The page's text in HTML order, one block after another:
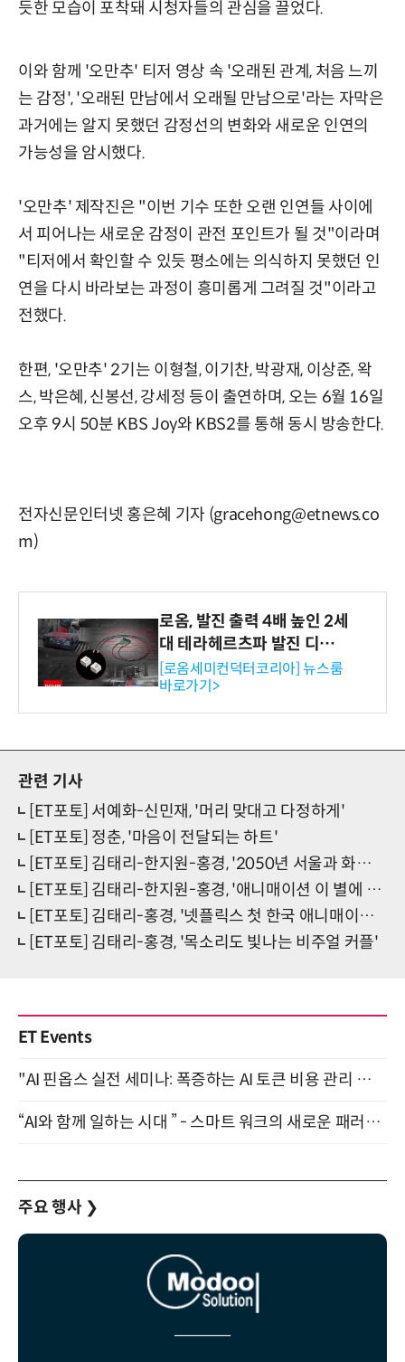
듯한 모습이 포착돼 시청자들의 관심을 끌었다.
이와 함께 '오만추' 티저 영상 속 '오래된 관계, 처음 느끼
는 감정', '오래된 만남에서 오래될 만남으로'라는 자막은
과거에는 알지 못했던 감정선의 변화와 새로운 인연의
가능성을 암시했다.
'오만추' 제작진은 "이번 기수 또한 오랜 인연들 사이에
서 피어나는 새로운 감정이 관전 포인트가 될 것"이라며
"티저에서 확인할 수 있듯 평소에는 의식하지 못했던 인
연을 다시 바라보는 과정이 흥미롭게 그려질 것"이라고
전했다.
한편, '오만추' 2기는 이형철, 이기찬, 박광재, 이상준, 왁
스, 박은혜, 신봉선, 강세정 등이 출연하며, 오는 6월 16일
오후 9시 50분 KBS Joy와 KBS2를 통해 동시 방송한다.
전자신문인터넷 홍은혜 기자 (gracehong@etnews.co
m)
로옴, 발진 출력 4배 높인 2세
대 테라헤르츠파 발진 디바이
스 개발
[로옴세미컨덕터코리아] 뉴스룸
바로가기>
관련 기사
[ET포토] 서예화-신민재, '머리 맞대고 다정하게'
[ET포토] 정춘, '마음이 전달되는 하트'
[ET포토] 김태리-한지원-홍경, '2050년 서울과 화성에서'
[ET포토] 김태리-한지원-홍경, '애니매이션 이 별에 필요한을 만든 사람들'
[ET포토] 김태리-홍경, '넷플릭스 첫 한국 애니매이션에 출연'
[ET포토] 김태리-홍경, '목소리도 빛나는 비주얼 커플'
ET Events
"AI 핀옵스 실전 세미나: 폭증하는 AI 토큰 비용 관리 전략" 8월 21일 개최
“AI와 함께 일하는 시대 ” - 스마트 워크의 새로운 패러다임 (9/11)
주요 행사 ❯